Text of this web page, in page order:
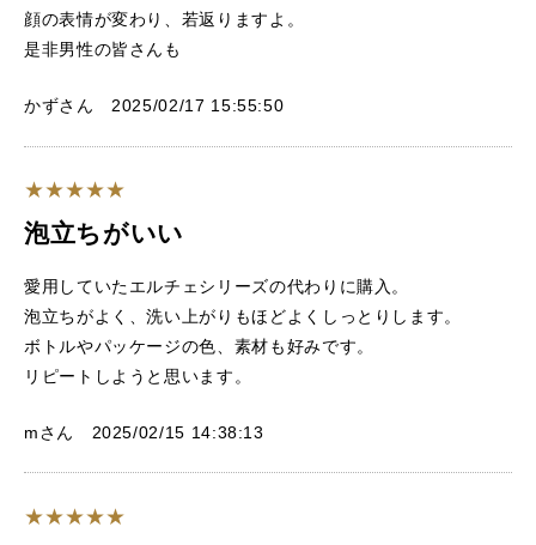
顔の表情が変わり、若返りますよ。
是非男性の皆さんも
かずさん 2025/02/17 15:55:50
泡立ちがいい
愛用していたエルチェシリーズの代わりに購入。
泡立ちがよく、洗い上がりもほどよくしっとりします。
ボトルやパッケージの色、素材も好みです。
リピートしようと思います。
mさん 2025/02/15 14:38:13